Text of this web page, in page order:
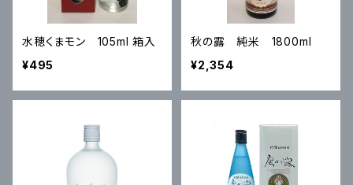
水穂くまモン 105ml 箱入
¥495
秋の露 純米 1800ml
¥2,354